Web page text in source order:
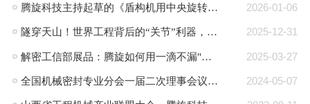
2026-01-06
腾旋科技主持起草的《盾构机用中央旋转接头》行业标准正式发布
2025-12-31
隧穿天山！世界工程背后的“关节”利器，腾旋回转接头助力TBM挑战极限！
2025-03-27
解密工信部展品：腾旋如何用一滴不漏"技术破局半导体高端装备“卡脖子”难题"
2024-05-07
全国机械密封专业分会一届二次理事会议在郎溪顺利召开